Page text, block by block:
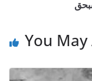
You